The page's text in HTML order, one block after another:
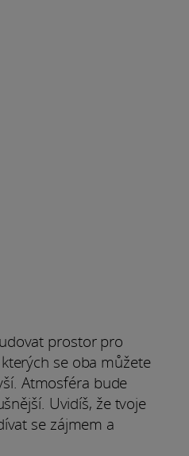
prostor pro
se oba můžete
Atmosféra bude
Uvidíš, že tvoje
se zájmem a